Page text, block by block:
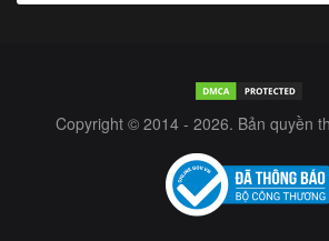
Copyright © 2014 - 2026. Bản quyền